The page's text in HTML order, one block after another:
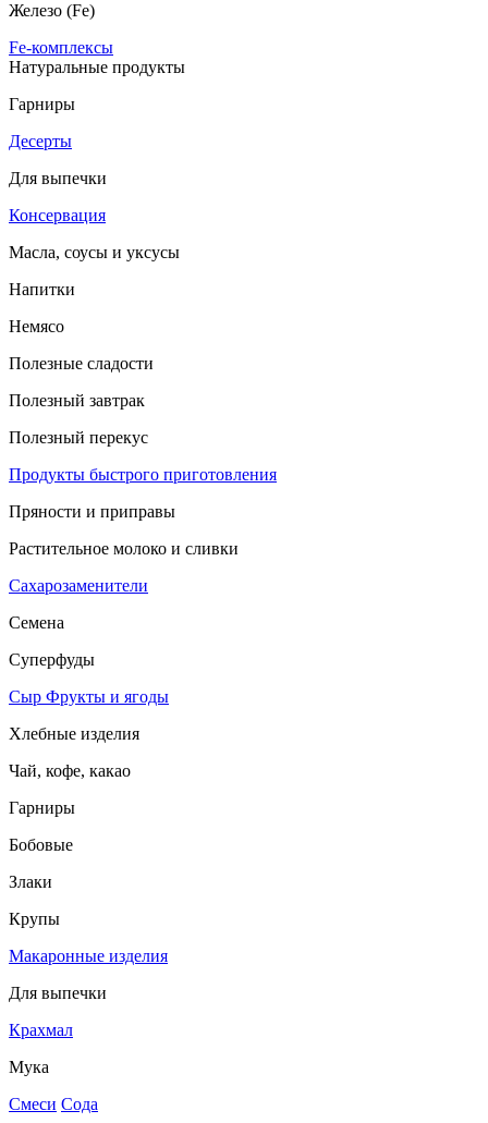
Железо (Fe)
Fe-комплексы
Натуральные продукты
Гарниры
Десерты
Для выпечки
Консервация
Масла, соусы и уксусы
Напитки
Немясо
Полезные сладости
Полезный завтрак
Полезный перекус
Продукты быстрого приготовления
Пряности и приправы
Растительное молоко и сливки
Сахарозаменители
Семена
Суперфуды
Сыр Фрукты и ягоды
Хлебные изделия
Чай, кофе, какао
Гарниры
Бобовые
Злаки
Крупы
Макаронные изделия
Для выпечки
Крахмал
Мука
Смеси Сода